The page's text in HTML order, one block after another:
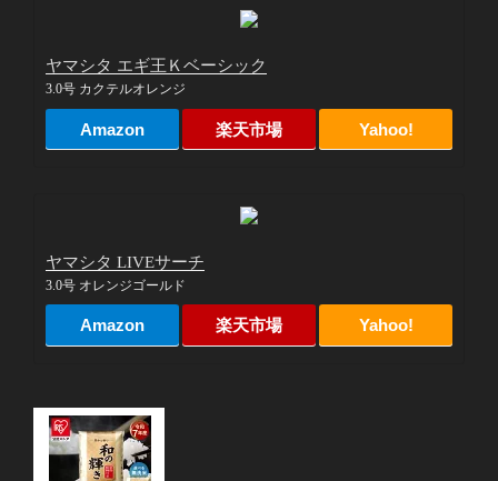
ヤマシタ エギ王Ｋベーシック
3.0号 カクテルオレンジ
Amazon 楽天市場 Yahoo!
ヤマシタ LIVEサーチ
3.0号 オレンジゴールド
Amazon 楽天市場 Yahoo!